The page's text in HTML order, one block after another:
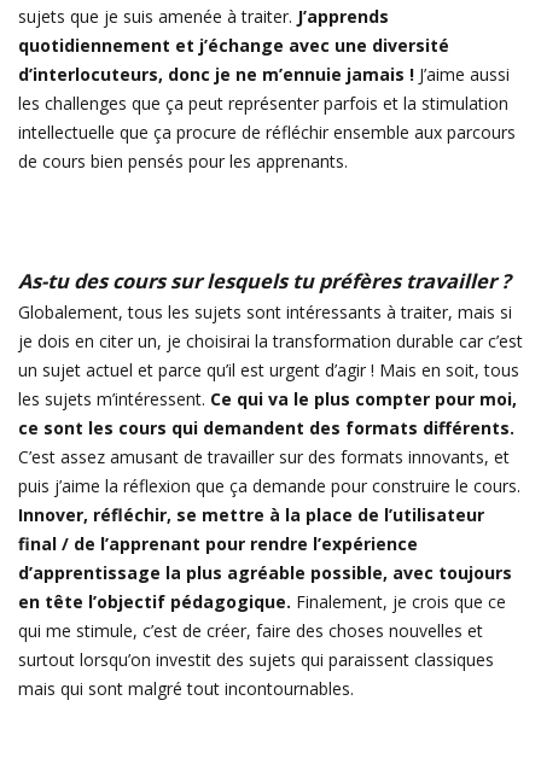
sujets que je suis amenée à traiter. J’apprends
quotidiennement et j’échange avec une diversité
d’interlocuteurs, donc je ne m’ennuie jamais ! J’aime aussi
les challenges que ça peut représenter parfois et la stimulation
intellectuelle que ça procure de réfléchir ensemble aux parcours
de cours bien pensés pour les apprenants.
As-tu des cours sur lesquels tu préfères travailler ?
Globalement, tous les sujets sont intéressants à traiter, mais si
je dois en citer un, je choisirai la transformation durable car c’est
un sujet actuel et parce qu’il est urgent d’agir ! Mais en soit, tous
les sujets m’intéressent. Ce qui va le plus compter pour moi,
ce sont les cours qui demandent des formats différents.
C’est assez amusant de travailler sur des formats innovants, et
puis j’aime la réflexion que ça demande pour construire le cours.
Innover, réfléchir, se mettre à la place de l’utilisateur
final / de l’apprenant pour rendre l’expérience
d’apprentissage la plus agréable possible, avec toujours
en tête l’objectif pédagogique. Finalement, je crois que ce
qui me stimule, c’est de créer, faire des choses nouvelles et
surtout lorsqu’on investit des sujets qui paraissent classiques
mais qui sont malgré tout incontournables.